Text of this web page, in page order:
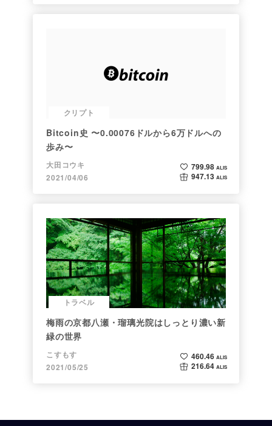
クリプト
Bitcoin史 〜0.00076ドルから6万ドルへの
歩み〜
大田コウキ
2021/04/06
799.98 ALIS
947.13 ALIS
トラベル
梅雨の京都八瀬・瑠璃光院はしっとり濃い新
緑の世界
こすもす
2021/05/25
460.46 ALIS
216.64 ALIS